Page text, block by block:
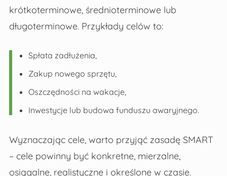
krótkoterminowe, średnioterminowe lub
długoterminowe. Przykłady celów to:
Spłata zadłużenia,
Zakup nowego sprzętu,
Oszczędności na wakacje,
Inwestycje lub budowa funduszu awaryjnego.
Wyznaczając cele, warto przyjąć zasadę SMART
– cele powinny być konkretne, mierzalne,
osiągalne, realistyczne i określone w czasie.